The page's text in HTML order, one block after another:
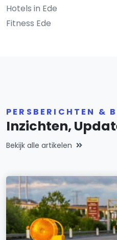
Hotels in Ede
Fitness Ede
PERSBERICHTEN &
Inzichten,
Bekijk alle artikelen